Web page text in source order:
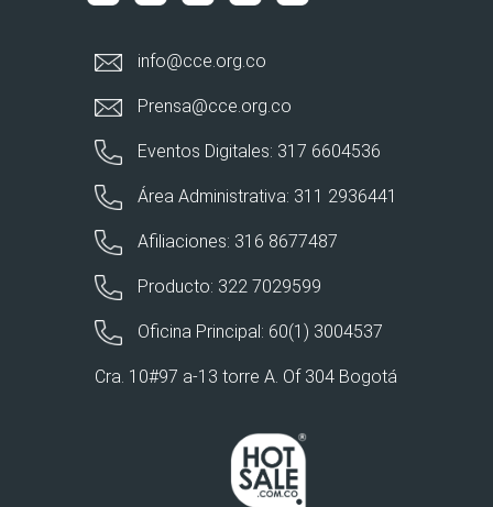
info@cce.org.co
Prensa@cce.org.co
Eventos Digitales: 317 6604536
Área Administrativa: 311 2936441
Afiliaciones: 316 8677487
Producto: 322 7029599
Oficina Principal: 60(1) 3004537
Cra. 10#97 a-13 torre A. Of 304 Bogotá